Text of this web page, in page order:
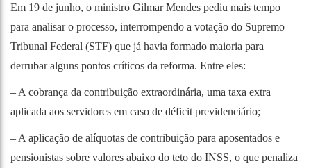
Em 19 de junho, o ministro Gilmar Mendes pediu mais tempo
para analisar o processo, interrompendo a votação do Supremo
Tribunal Federal (STF) que já havia formado maioria para
derrubar alguns pontos críticos da reforma. Entre eles:
– A cobrança da contribuição extraordinária, uma taxa extra
aplicada aos servidores em caso de déficit previdenciário;
– A aplicação de alíquotas de contribuição para aposentados e
pensionistas sobre valores abaixo do teto do INSS, o que penaliza